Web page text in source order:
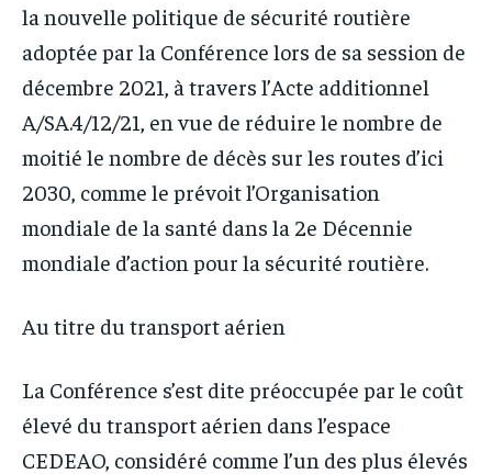
la nouvelle politique de sécurité routière
adoptée par la Conférence lors de sa session de
décembre 2021, à travers l’Acte additionnel
A/SA.4/12/21, en vue de réduire le nombre de
moitié le nombre de décès sur les routes d’ici
2030, comme le prévoit l’Organisation
mondiale de la santé dans la 2e Décennie
mondiale d’action pour la sécurité routière.
Au titre du transport aérien
La Conférence s’est dite préoccupée par le coût
élevé du transport aérien dans l’espace
CEDEAO, considéré comme l’un des plus élevés